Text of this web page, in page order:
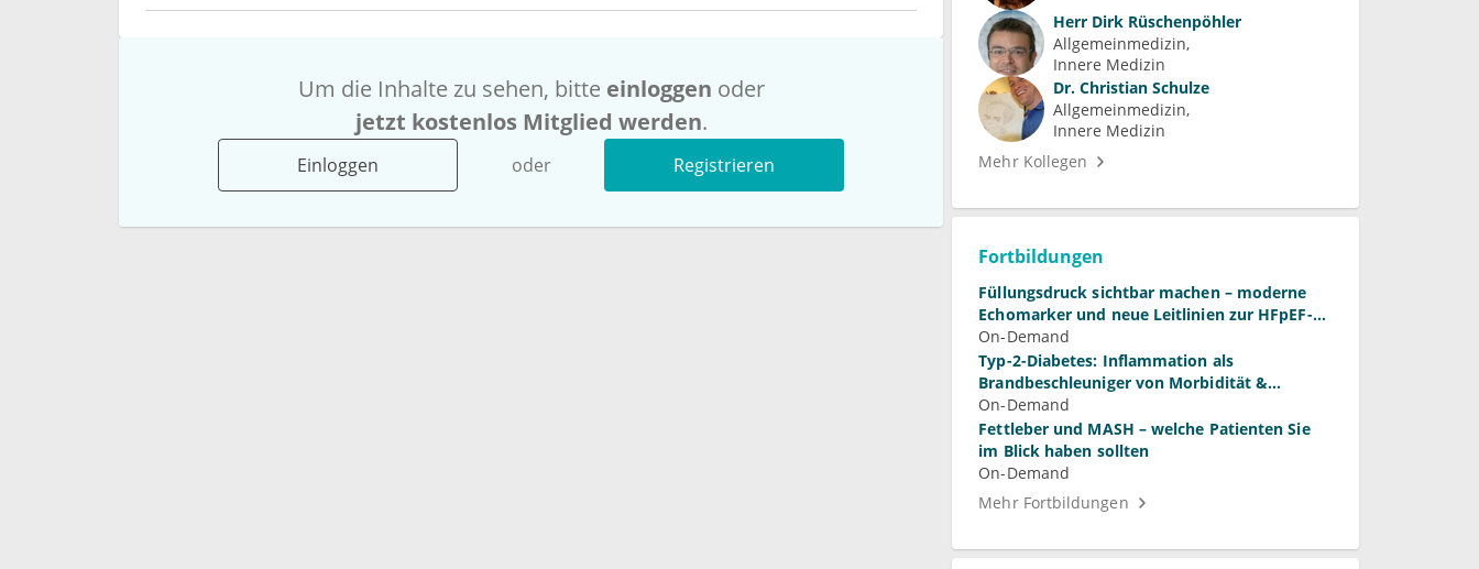
Um die Inhalte zu sehen, bitte einloggen oder
jetzt kostenlos Mitglied werden.
Einloggen oder Registrieren
Herr Dirk Rüschenpöhler
Allgemeinmedizin
Innere Medizin
Dr. Christian Schulze
Allgemeinmedizin
Innere Medizin
Mehr Kollegen
Fortbildungen
Füllungsdruck sichtbar machen – moderne
Echomarker und neue Leitlinien zur HFpEF-
Diagnostik
On-Demand
Typ-2-Diabetes: Inflammation als
Brandbeschleuniger von Morbidität &
Mortalität?
On-Demand
Fettleber und MASH – welche Patienten Sie
im Blick haben sollten
On-Demand
Mehr Fortbildungen